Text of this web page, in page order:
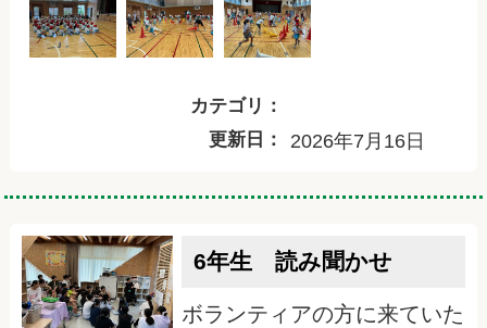
カテゴリ：
更新日：
2026年7月16日
6年生 読み聞かせ
ボランティアの方に来ていた